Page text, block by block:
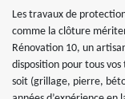
Les travaux de
comme la clôture
Rénovation 10, un
disposition pour tous
soit (grillage, pierre,